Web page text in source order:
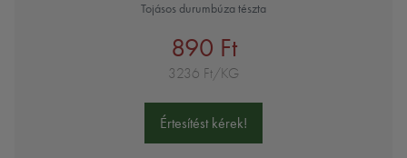
Tojásos durumbúza tészta
890 Ft
3236 Ft/KG
Értesítést kérek!